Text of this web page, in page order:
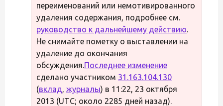
переименований или немотивированного
удаления содержания, подробнее см.
руководство к дальнейшему действию.
Не снимайте пометку о выставлении на
удаление до окончания
обсуждения.Последнее изменение
сделано участником 31.163.104.130
(вклад, журналы) в 11:22, 23 октября
2013 (UTC; около 2285 дней назад).